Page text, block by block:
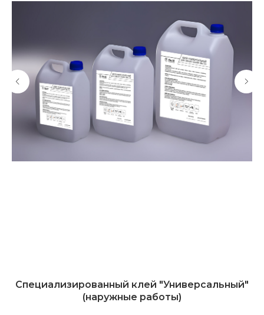
Специализированный клей "Универсальный"
(наружные работы)